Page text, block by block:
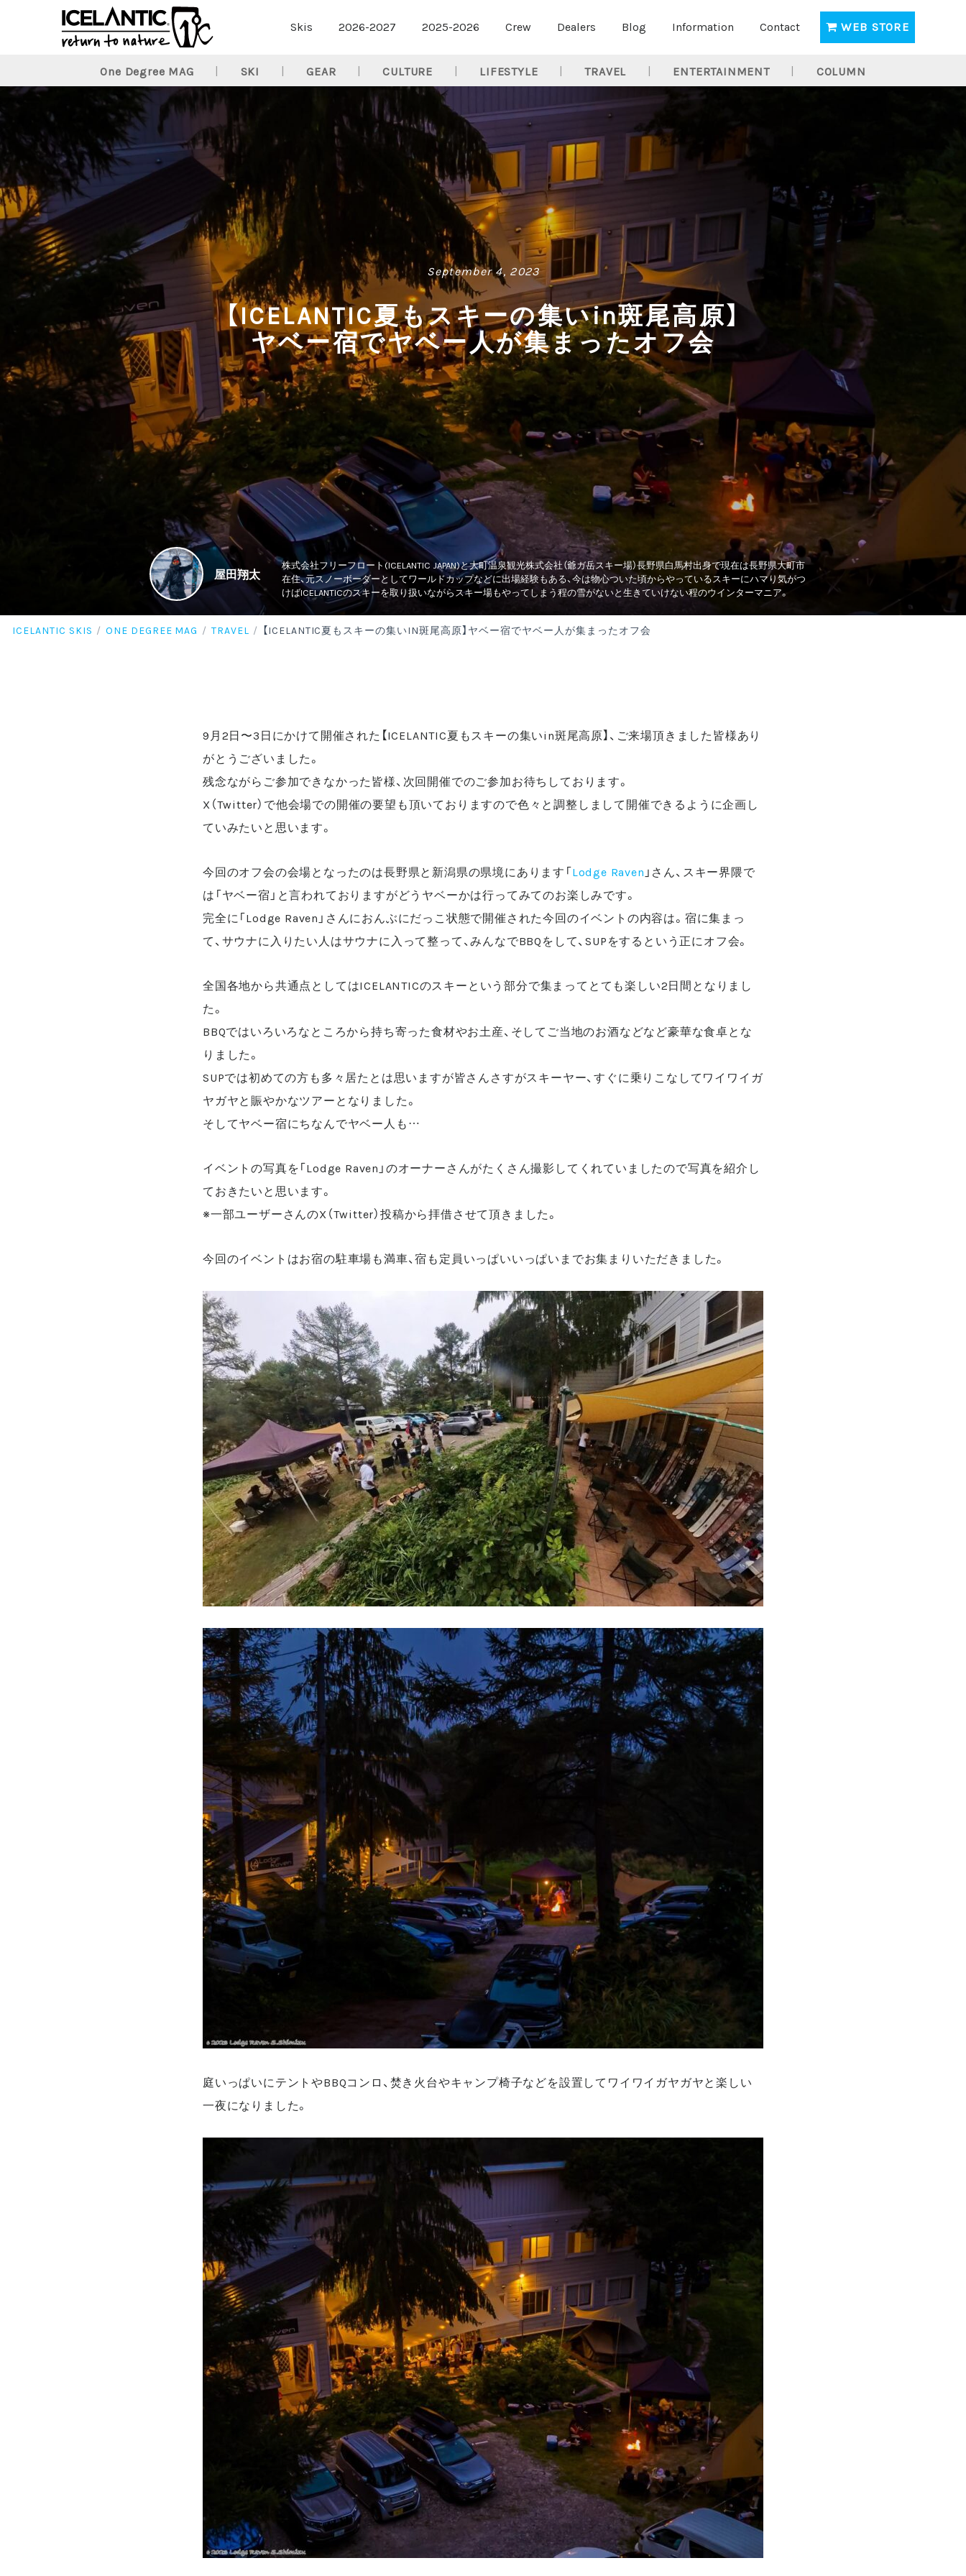
Skis 2026-2027 2025-2026 Crew Dealers Blog Information Contact WEB STORE
ICELANTIC SKIS ONE DEGREE MAG TRAVEL 【ICELANTIC夏もスキーの集いIN斑尾高原】ヤベー宿でヤベー人が集まったオフ会
One Degree MAG SKI GEAR CULTURE LIFESTYLE TRAVEL ENTERTAINMENT COLUMN
September 4, 2023
【ICELANTIC夏もスキーの集いin斑尾高原】
ヤベー宿でヤベー人が集まったオフ会
屋田翔太
株式会社フリーフロート(ICELANTIC JAPAN)と大町温泉観光株式会社（爺ガ岳スキー場）長野県白馬村出身で現在は長野県大町市
在住、元スノーボーダーとしてワールドカップなどに出場経験もある、今は物心ついた頃からやっているスキーにハマり気がつ
けばICELANTICのスキーを取り扱いながらスキー場もやってしまう程の雪がないと生きていけない程のウインターマニア。
9月2日〜3日にかけて開催された【ICELANTIC夏もスキーの集いin斑尾高原】、ご来場頂きました皆様あり
がとうございました。
残念ながらご参加できなかった皆様、次回開催でのご参加お待ちしております。
X（Twitter）で他会場での開催の要望も頂いておりますので色々と調整しまして開催できるように企画し
ていみたいと思います。
今回のオフ会の会場となったのは長野県と新潟県の県境にあります「Lodge Raven 」さん、スキー界隈で
は「ヤベー宿」と言われておりますがどうヤベーかは行ってみてのお楽しみです。
完全に「Lodge Raven」さんにおんぶにだっこ状態で開催された今回のイベントの内容は。宿に集まっ
て、サウナに入りたい人はサウナに入って整って、みんなでBBQをして、SUPをするという正にオフ会。
全国各地から共通点としてはICELANTICのスキーという部分で集まってとても楽しい2日間となりまし
た。
BBQではいろいろなところから持ち寄った食材やお土産、そしてご当地のお酒などなど豪華な食卓とな
りました。
SUPでは初めての方も多々居たとは思いますが皆さんさすがスキーヤー、すぐに乗りこなしてワイワイガ
ヤガヤと賑やかなツアーとなりました。
そしてヤベー宿にちなんでヤベー人も…
イベントの写真を「Lodge Raven」のオーナーさんがたくさん撮影してくれていましたので写真を紹介し
ておきたいと思います。
※一部ユーザーさんのX（Twitter）投稿から拝借させて頂きました。
今回のイベントはお宿の駐車場も満車、宿も定員いっぱいいっぱいまでお集まりいただきました。
庭いっぱいにテントやBBQコンロ、焚き火台やキャンプ椅子などを設置してワイワイガヤガヤと楽しい
一夜になりました。